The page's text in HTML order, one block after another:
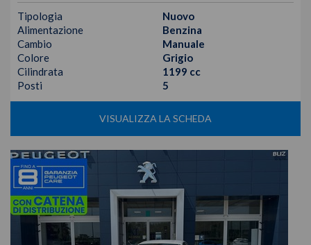
Tipologia
Nuovo
Alimentazione
Benzina
Cambio
Manuale
Colore
Grigio
Cilindrata
1199 cc
Posti
5
VISUALIZZA LA SCHEDA